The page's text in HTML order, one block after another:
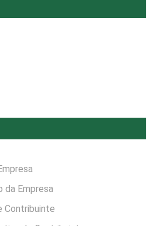
da Empresa
Contribuinte